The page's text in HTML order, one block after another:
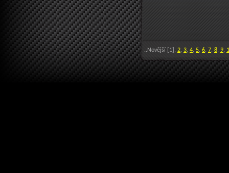
..Novější [1], 2, 3, 4, 5, 6, 7, 8, 9,